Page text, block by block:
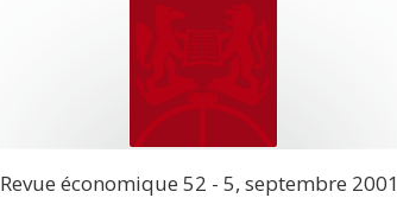
Revue économique 52 - 5, septembre 2001